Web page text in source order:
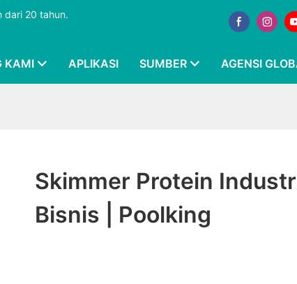
dari 20 tahun.
KAMI APLIKASI SUMBER AGENSI
Skimmer Protein
Bisnis | Poolking